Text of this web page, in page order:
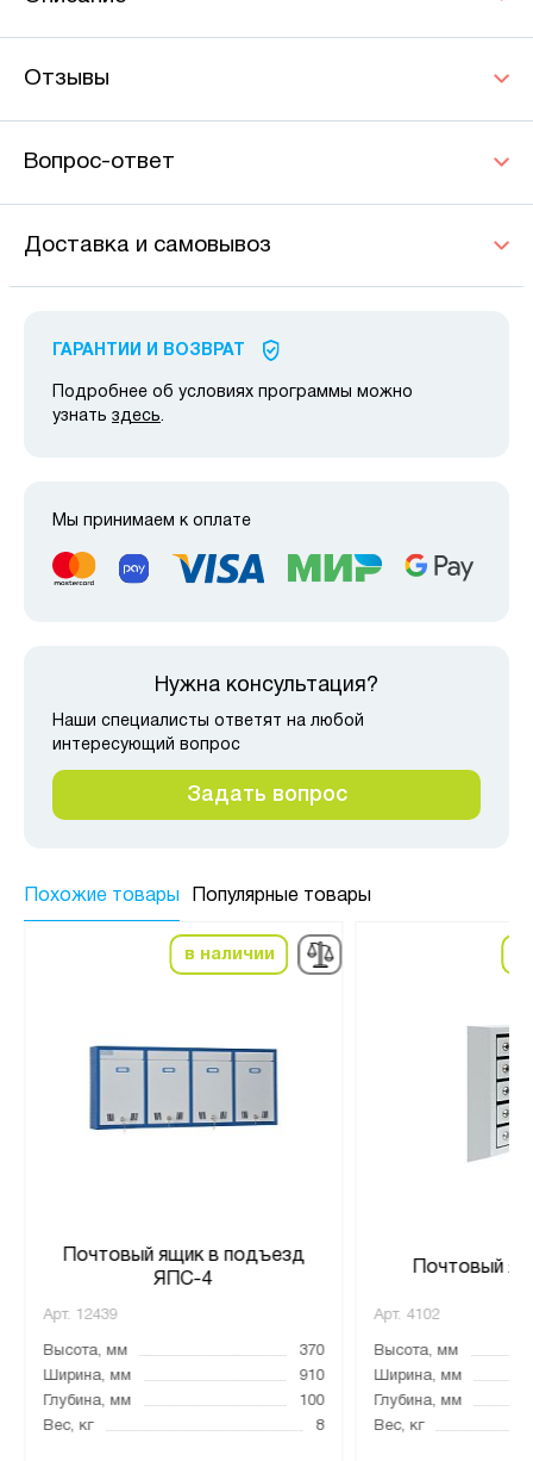
Отзывы
Вопрос-ответ
Доставка и самовывоз
ГАРАНТИИ И ВОЗВРАТ
Подробнее об условиях программы можно
узнать здесь.
Мы принимаем к оплате
Нужна консультация?
Наши специалисты ответят на любой
интересующий вопрос
Задать вопрос
Похожие товары Популярные товары
в наличии
Почтовый ящик в подъезд
ЯПС-4
Арт. 12439
Высота, мм
370
Ширина, мм
910
Глубина, мм
100
Вес, кг
8
Почтовый
Арт. 4102
Высота, мм
Ширина, мм
Глубина, мм
Вес, кг